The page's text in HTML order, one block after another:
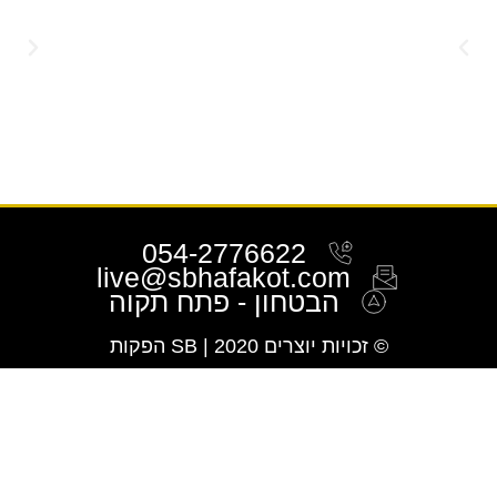
© זכויות יוצרים 2020 | SB הפקות
054-2776622
live@sbhafakot.com
הבטחון - פתח תקוה